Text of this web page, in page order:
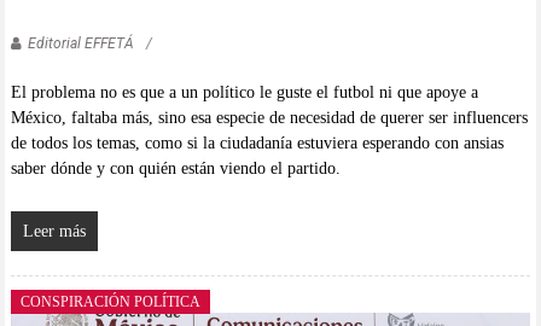
Editorial EFFETÁ
El problema no es que a un político le guste el futbol ni que apoye a
México, faltaba más, sino esa especie de necesidad de querer ser influencers
de todos los temas, como si la ciudadanía estuviera esperando con ansias
saber dónde y con quién están viendo el partido.
Leer más
CONSPIRACIÓN POLÍTICA